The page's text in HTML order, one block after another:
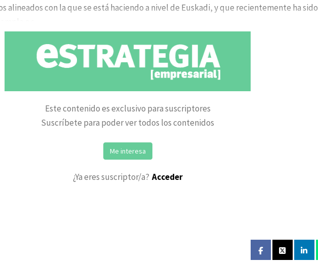
alineados con la que se está haciendo a nivel de Euskadi, y que recientemente ha sido
a s
Este contenido es exclusivo para suscriptores
Suscríbete para poder ver todos los contenidos
Me interesa
¿Ya eres suscriptor/a? Acceder